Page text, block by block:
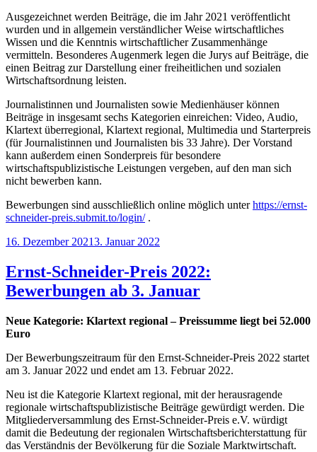
Ausgezeichnet werden Beiträge, die im Jahr 2021 veröffentlicht
wurden und in allgemein verständlicher Weise wirtschaftliches
Wissen und die Kenntnis wirtschaftlicher Zusammenhänge
vermitteln. Besonderes Augenmerk legen die Jurys auf Beiträge, die
einen Beitrag zur Darstellung einer freiheitlichen und sozialen
Wirtschaftsordnung leisten.
Journalistinnen und Journalisten sowie Medienhäuser können
Beiträge in insgesamt sechs Kategorien einreichen: Video, Audio,
Klartext überregional, Klartext regional, Multimedia und Starterpreis
(für Journalistinnen und Journalisten bis 33 Jahre). Der Vorstand
kann außerdem einen Sonderpreis für besondere
wirtschaftspublizistische Leistungen vergeben, auf den man sich
nicht bewerben kann.
Bewerbungen sind ausschließlich online möglich unterhttps://ernst-
schneider-preis.submit.to/login/.
Veröffentlicht
16. Dezember 20213. Januar 2022
Ernst-Schneider-Preis 2022:
Bewerbungen ab 3. Januar
Neue Kategorie: Klartext regional – Preissumme liegt bei 52.000
Euro
Der Bewerbungszeitraum für den Ernst-Schneider-Preis 2022 startet
am 3. Januar 2022 und endet am 13. Februar 2022.
Neu ist die Kategorie Klartext regional, mit der herausragende
regionale wirtschaftspublizistische Beiträge gewürdigt werden. Die
Mitgliederversammlung des Ernst-Schneider-Preis e.V. würdigt
damit die Bedeutung der regionalen Wirtschaftsberichterstattung für
das Verständnis der Bevölkerung für die Soziale Marktwirtschaft.